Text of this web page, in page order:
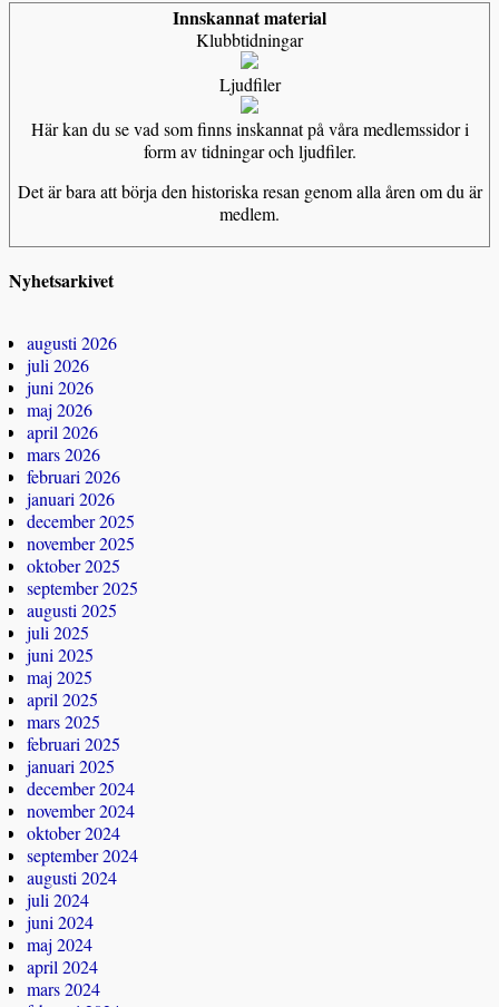
Innskannat material
Klubbtidningar
Ljudfiler
Här kan du se vad som finns inskannat på våra medlemssidor i
form av tidningar och ljudfiler.
Det är bara att börja den historiska resan genom alla åren om du är
medlem.
Nyhetsarkivet
augusti 2026
juli 2026
juni 2026
maj 2026
april 2026
mars 2026
februari 2026
januari 2026
december 2025
november 2025
oktober 2025
september 2025
augusti 2025
juli 2025
juni 2025
maj 2025
april 2025
mars 2025
februari 2025
januari 2025
december 2024
november 2024
oktober 2024
september 2024
augusti 2024
juli 2024
juni 2024
maj 2024
april 2024
mars 2024